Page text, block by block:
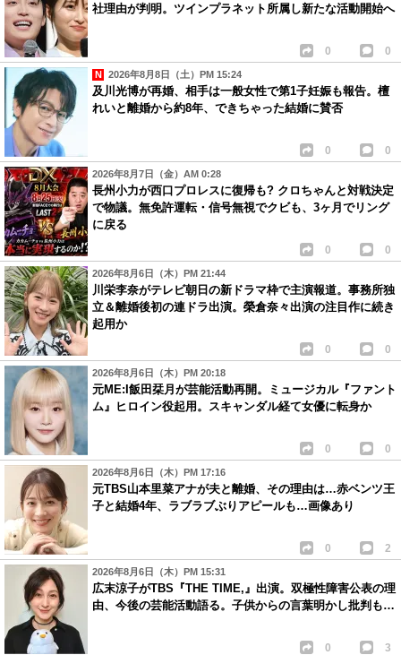
社理由が判明。ツインプラネット所属し新たな活動開始へ
0 0
2026年8月8日（土）PM 15:24
及川光博が再婚、相手は一般女性で第1子妊娠も報告。檀
れいと離婚から約8年、できちゃった結婚に賛否
0 0
2026年8月7日（金）AM 0:28
長州小力が西口プロレスに復帰も? クロちゃんと対戦決定
で物議。無免許運転・信号無視でクビも、3ヶ月でリング
に戻る
0 0
2026年8月6日（木）PM 21:44
川栄李奈がテレビ朝日の新ドラマ枠で主演報道。事務所独
立＆離婚後初の連ドラ出演。榮倉奈々出演の注目作に続き
起用か
0 0
2026年8月6日（木）PM 20:18
元ME:I飯田栞月が芸能活動再開。ミュージカル『ファント
ム』ヒロイン役起用。スキャンダル経て女優に転身か
0 0
2026年8月6日（木）PM 17:16
元TBS山本里菜アナが夫と離婚、その理由は…赤ベンツ王
子と結婚4年、ラブラブぶりアピールも…画像あり
0 2
2026年8月6日（木）PM 15:31
広末涼子がTBS『THE TIME,』出演。双極性障害公表の理
由、今後の芸能活動語る。子供からの言葉明かし批判も…
0 3